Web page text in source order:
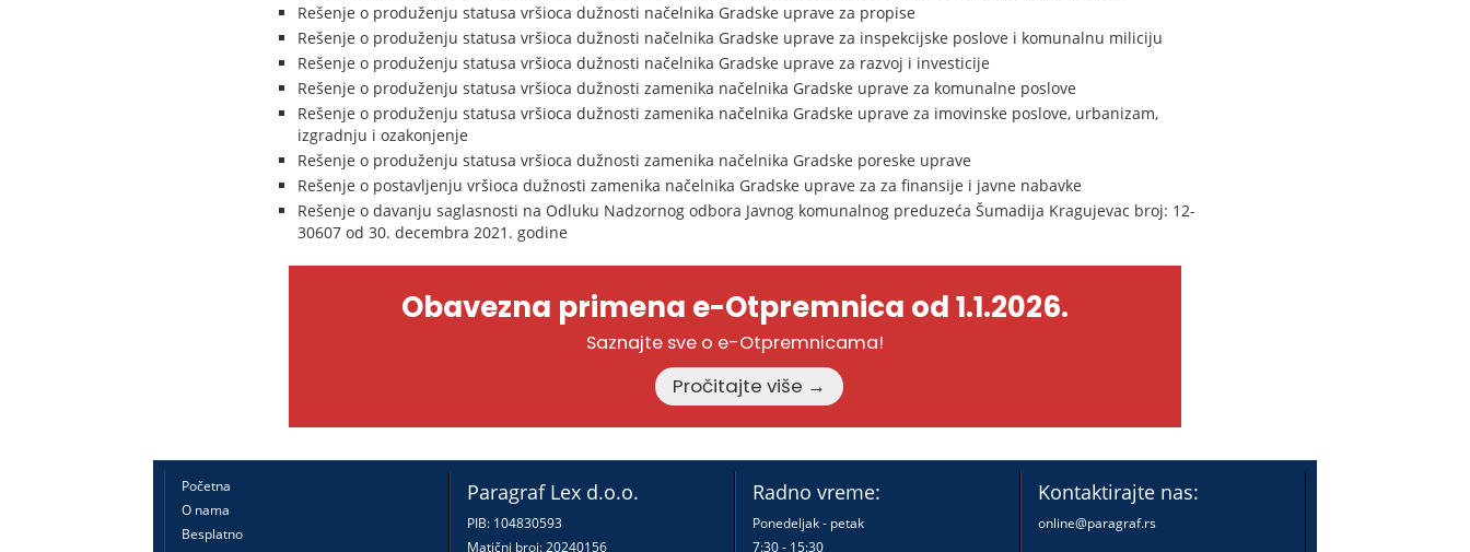
Rešenje o produženju statusa vršioca dužnosti načelnika Gradske uprave za propise
Rešenje o produženju statusa vršioca dužnosti načelnika Gradske uprave za inspekcijske poslove i komunalnu miliciju
Rešenje o produženju statusa vršioca dužnosti načelnika Gradske uprave za razvoj i investicije
Rešenje o produženju statusa vršioca dužnosti zamenika načelnika Gradske uprave za komunalne poslove
Rešenje o produženju statusa vršioca dužnosti zamenika načelnika Gradske uprave za imovinske poslove, urbanizam,
izgradnju i ozakonjenje
Rešenje o produženju statusa vršioca dužnosti zamenika načelnika Gradske poreske uprave
Rešenje o postavljenju vršioca dužnosti zamenika načelnika Gradske uprave za za finansije i javne nabavke
Rešenje o davanju saglasnosti na Odluku Nadzornog odbora Javnog komunalnog preduzeća Šumadija Kragujevac broj: 12-
30607 od 30. decembra 2021. godine
Obavezna primena e-Otpremnica od 1.1.2026.
Saznajte sve o e-Otpremnicama!
Pročitajte više →
Početna
O nama
Besplatno
Paragraf Lex d.o.o.
PIB: 104830593
Matični broj: 20240156
Radno vreme:
Ponedeljak - petak
7:30 - 15:30
Kontaktirajte nas:
online@paragraf.rs